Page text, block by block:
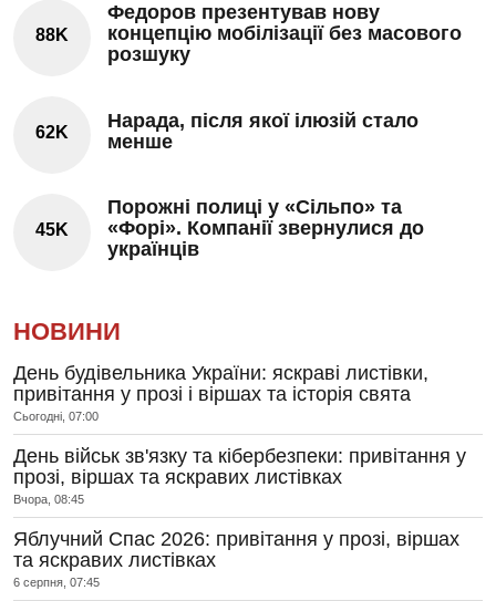
88K
Федоров презентував нову
концепцію мобілізації без масового
розшуку
62K
Нарада, після якої ілюзій стало
менше
45K
Порожні полиці у «Сільпо» та
«Форі». Компанії звернулися до
українців
НОВИНИ
День будівельника України: яскраві листівки,
привітання у прозі і віршах та історія свята
Сьогодні, 07:00
День військ зв'язку та кібербезпеки: привітання у
прозі, віршах та яскравих листівках
Вчора, 08:45
Яблучний Спас 2026: привітання у прозі, віршах
та яскравих листівках
6 серпня, 07:45